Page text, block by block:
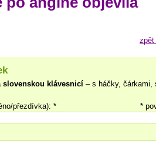
zpět
slovenskou klávesnicí – s háčky, čárkami,
*
přezdívka): *